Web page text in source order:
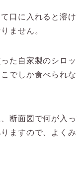
口に入れると溶
ません。
た自家製のシロ
でしか食べられ
断面図で何が入
ますので、よくみ